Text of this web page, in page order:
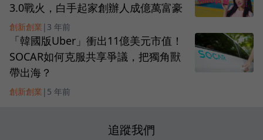
3.0戰火，白手起家創辦人成億萬富豪
創新創業 | 3 年前
「韓國版Uber」衝出11億美元市值！
SOCAR如何克服共享爭議，把獨角獸
帶出海？
創新創業 | 5 年前
追蹤我們